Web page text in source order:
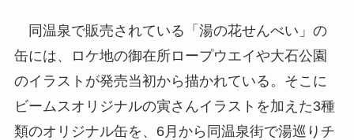
同温泉で販売されている「湯の花せんべい」の
缶には、ロケ地の御在所ロープウエイや大石公園
のイラストが発売当初から描かれている。そこに
ビームスオリジナルの寅さんイラストを加えた3種
類のオリジナル缶を、6月から同温泉街で湯巡りチ